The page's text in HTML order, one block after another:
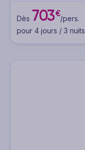
Dès 703€/pers.
pour 4 jours / 3 nuits